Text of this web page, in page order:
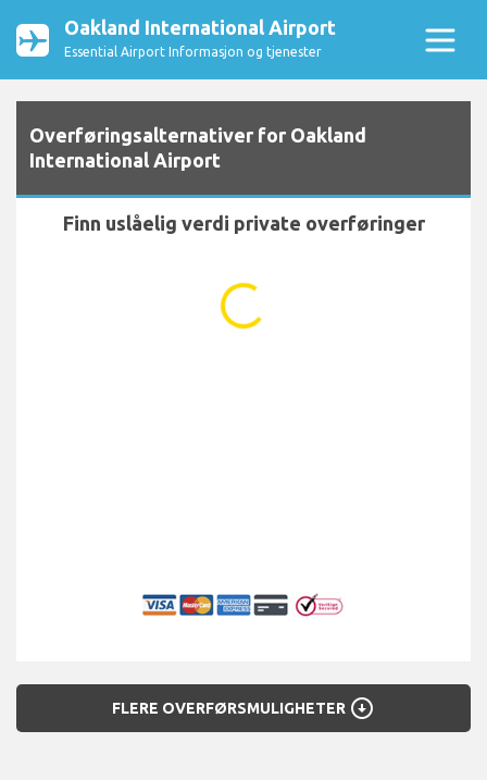
Oakland International Airport
Essential Airport Informasjon og tjenester
Overføringsalternativer for Oakland
International Airport
Finn uslåelig verdi private overføringer
...
FLERE OVERFØRSMULIGHETER arrow_circle_down